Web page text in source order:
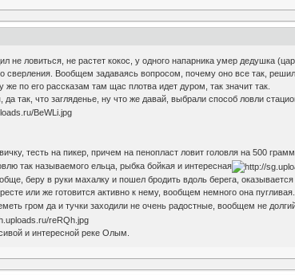
не ловиться, не растет кокос, у одного напарника умер дедушка
сверления. Вообщем задаваясь вопросом, почему оно все так,
по его рассказам там щас плотва идет дуром, так значит так.
так, что загляденье, ну что же давай, выбрали способ ловли
тесть на пикер, причем на пенопласт ловит головля на 500 грамм
так называемого ельца, рыбка бойкая и интересная
беру в руки махалку и пошел бродить вдоль берега,
или же готовится активно к нему, вообщем немного она пугливая.
гром да и тучки заходили не очень радостные, вообщем не
и интересной реке Олым.